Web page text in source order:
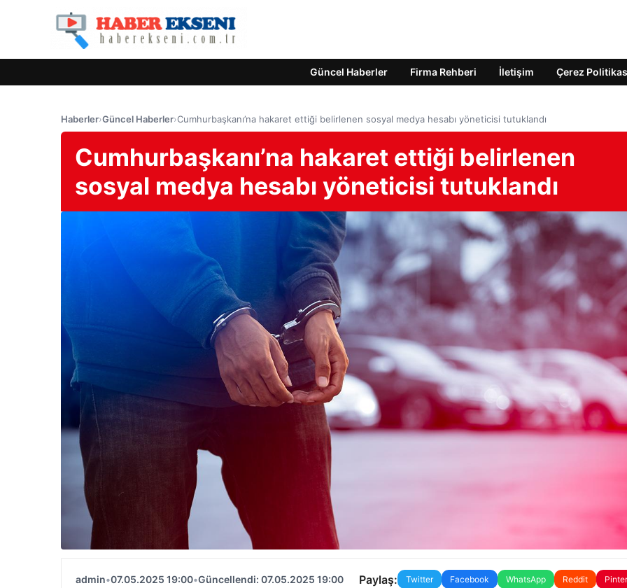
Güncel Haberler Firma Rehberi İletişim Çerez
Haberler›Güncel Haberler›Cumhurbaşkanı’na hakaret ettiği belirlenen sosyal medya hesabı yöneticisi tutuklandı
Cumhurbaşkanı’na hakaret ettiği belirlenen
sosyal medya hesabı yöneticisi tutuklandı
admin•07.05.2025 19:00•Güncellendi: 07.05.2025 19:00 Paylaş: Twitter Facebook WhatsApp Reddit